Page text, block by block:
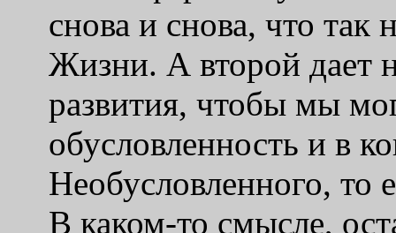
снова и снова, что так
Жизни. А второй дает
развития, чтобы мы
обусловленность и в
Необусловленного, то
В каком-то смысле,